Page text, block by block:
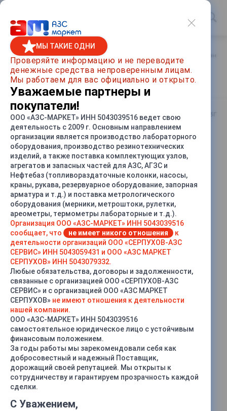
Главная / Каталог товаров Метрологическое оборудование
Рулетка Р50У3Г
Артикул Р50У3Г
СРАВНИТЬ
Характеристики
МЫ ТАКИЕ ОДНИ
Проверяйте информацию и не переводите
денежные средства непроверенным лицам.
Мы работаем для вас официально и открыто.
Уважаемые партнеры и
покупатели!
ООО «АЗС-МАРКЕТ» ИНН 5043039516 ведет свою
деятельность с 2009 г. Основным направлением
организации является производство лабораторного
оборудования, производство резинотехнических
изделий, а также поставка комплектующих узлов,
агрегатов и запасных частей для АЗС, АГЗС и
Нефтебаз (топливораздаточные колонки, насосы,
краны, рукава, резервуарное оборудование, запорная
арматура и т.д.) и поставка метрологического
оборудования (мерники, метроштоки, рулетки,
ареометры, термометры лабораторные и т.д.).
Организация ООО «АЗС-МАРКЕТ» ИНН 5043039516
сообщает, что
не имеет никого отношения
к
деятельности организаций ООО «СЕРПУХОВ-АЗС
СЕРВИС» ИНН 5043059431 и ООО «АЗС МАРКЕТ
СЕРПУХОВ» ИНН 5043079332.
Любые обязательства, договоры и задолженности,
связанные с организацией ООО «СЕРПУХОВ-АЗС
СЕРВИС» и с организацией ООО «АЗС МАРКЕТ
СЕРПУХОВ» не имеют отношения к деятельности
нашей компании.
ООО «АЗС-МАРКЕТ» ИНН 5043039516
самостоятельное юридическое лицо с устойчивым
финансовым положением.
За годы работы мы зарекомендовали себя как
добросовестный и надежный Поставщик,
дорожащий своей репутацией. Мы открыты к
сотрудничеству и гарантируем прозрачность каждой
сделки.
С Уважением,